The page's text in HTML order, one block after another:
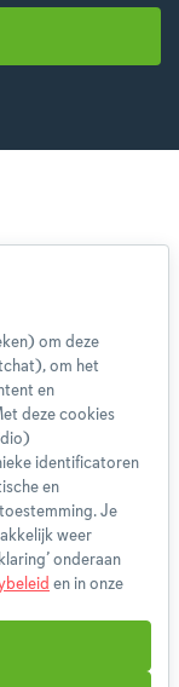
om deze
om het
en
deze cookies
identificatoren
en
Je
weer
onderaan
en in onze